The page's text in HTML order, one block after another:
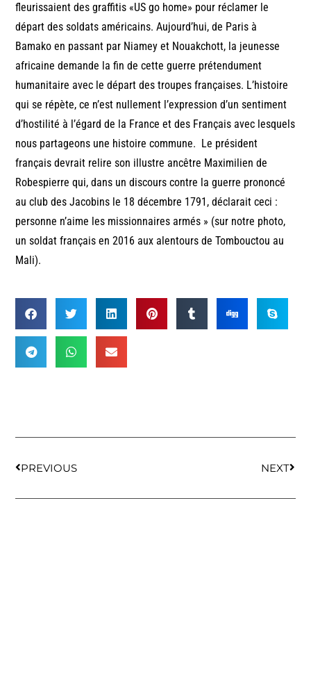
fleurissaient des graffitis «US go home» pour réclamer le
départ des soldats américains. Aujourd’hui, de Paris à
Bamako en passant par Niamey et Nouakchott, la jeunesse
africaine demande la fin de cette guerre prétendument
humanitaire avec le départ des troupes françaises. L’histoire
qui se répète, ce n’est nullement l’expression d’un sentiment
d’hostilité à l’égard de la France et des Français avec lesquels
nous partageons une histoire commune. Le président
français devrait relire son illustre ancêtre Maximilien de
Robespierre qui, dans un discours contre la guerre prononcé
au club des Jacobins le 18 décembre 1791, déclarait ceci :
personne n’aime les missionnaires armés » (sur notre photo,
un soldat français en 2016 aux alentours de Tombouctou au
Mali).
PREVIOUS NEXT